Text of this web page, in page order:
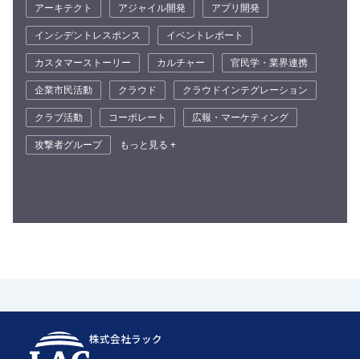
アーキテクト アジャイル開発
アプリ開発
インシデントレスポンス
イベントレポート
カスタマーストーリー
カルチャー
官民学・業界連携
企業市民活動
クラウド
クラウドインテグレーション
クラブ活動
コーポレート
広報・マーケティング
攻撃者グループ
もっと見る +
株式会社ラック